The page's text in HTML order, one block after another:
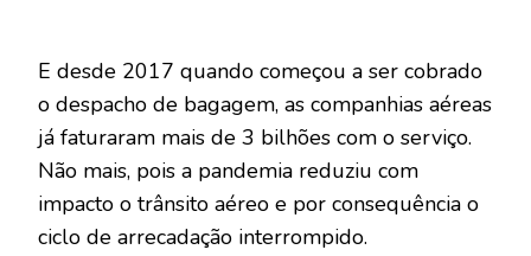
E desde 2017 quando começou a ser cobrado
o despacho de bagagem, as companhias aéreas
já faturaram mais de 3 bilhões com o serviço.
Não mais, pois a pandemia reduziu com
impacto o trânsito aéreo e por consequência o
ciclo de arrecadação interrompido.